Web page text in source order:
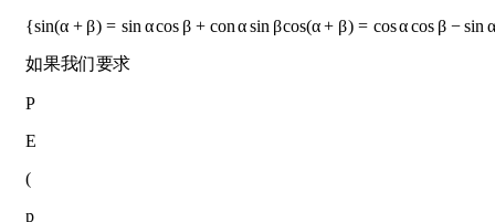
{sin(α + β) = sin αcos β + con αsin βcos(α + β) = cosαcos β − sin
如果我们要求
P
E
(
p